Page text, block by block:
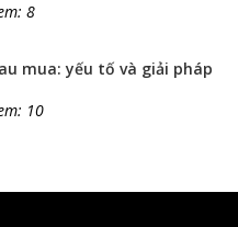
8
mua: yếu tố và giải pháp
10